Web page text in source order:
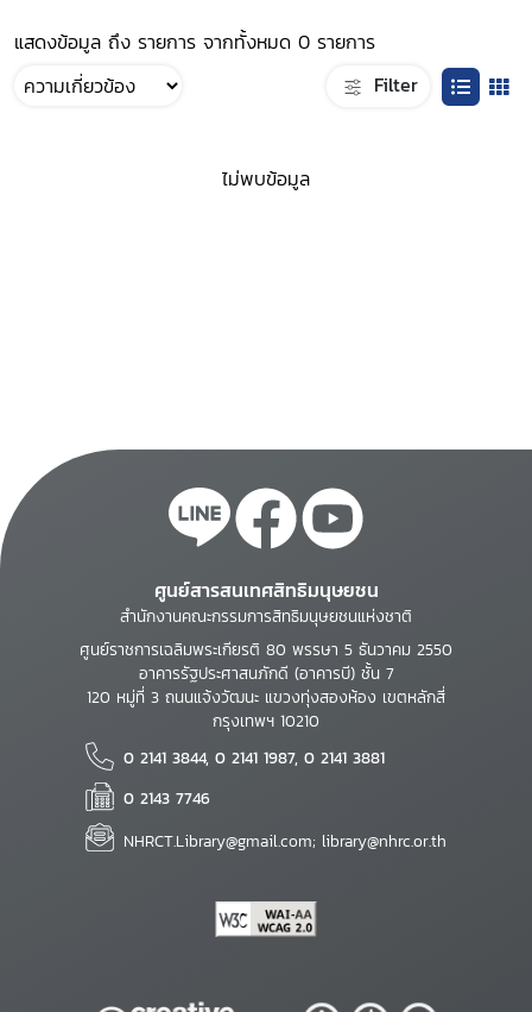
แสดงข้อมูล ถึง รายการ จากทั้งหมด 0 รายการ
Filter
ไม่พบข้อมูล
ศูนย์สารสนเทศสิทธิมนุษยชน
สำนักงานคณะกรรมการสิทธิมนุษยชนแห่งชาติ
ศูนย์ราชการเฉลิมพระเกียรติ 80 พรรษา 5 ธันวาคม 2550
อาคารรัฐประศาสนภักดี (อาคารบี) ชั้น 7
120 หมู่ที่ 3 ถนนแจ้งวัฒนะ แขวงทุ่งสองห้อง เขตหลักสี่
กรุงเทพฯ 10210
0 2141 3844, 0 2141 1987, 0 2141 3881
0 2143 7746
NHRCT.Library@gmail.com; library@nhrc.or.th